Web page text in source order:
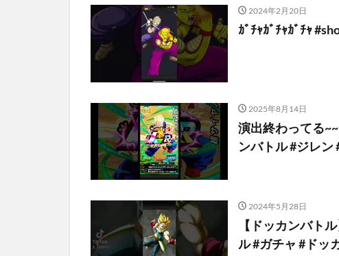
2024年2月20日
ｶﾞﾁｬｶﾞﾁｬｶﾞﾁｬ
2025年8月14日
演出終わってる
ンバトル #ジレン
2024年5月28日
【ドッカンバト
ル #ガチャ #ドッ